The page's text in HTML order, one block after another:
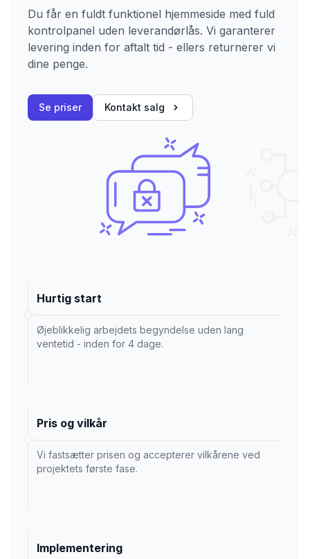
Du får en fuldt funktionel hjemmeside med fuld
kontrolpanel uden leverandørlås. Vi garanterer
levering inden for aftalt tid - ellers returnerer vi
dine penge.
Se priser Kontakt salg
Hurtig start
Øjeblikkelig arbejdets begyndelse uden lang
ventetid - inden for 4 dage.
Pris og vilkår
Vi fastsætter prisen og accepterer vilkårene ved
projektets første fase.
Implementering